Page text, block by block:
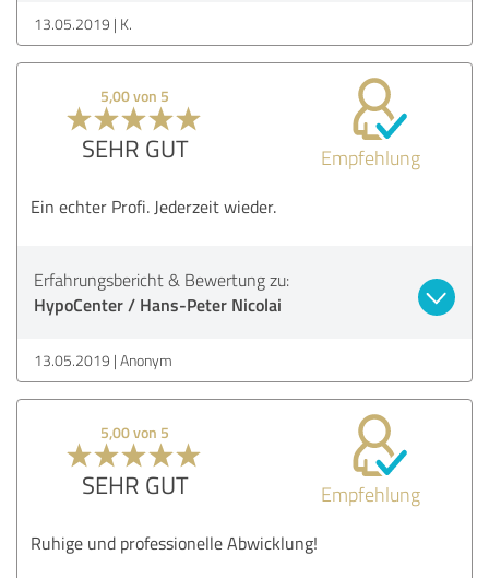
13.05.2019 K.
5,00 von 5
SEHR GUT Empfehlung
Ein echter Profi. Jederzeit wieder.
Erfahrungsbericht & Bewertung zu:
HypoCenter / Hans-Peter Nicolai
13.05.2019 Anonym
5,00 von 5
SEHR GUT Empfehlung
Ruhige und professionelle Abwicklung!